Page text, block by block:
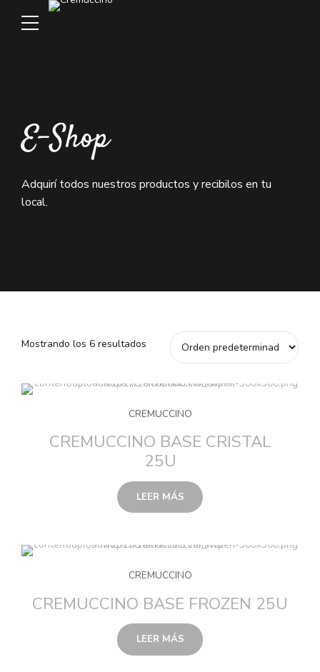
E-Shop
Adquirí todos nuestros productos y recibilos en tu
local.
Mostrando los 6 resultados
CREMUCCINO
CREMUCCINO BASE CRISTAL
25U
LEER MÁS
CREMUCCINO
CREMUCCINO BASE FROZEN 25U
LEER MÁS